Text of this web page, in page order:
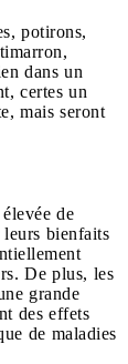
potirons,
dans un
certes un
mais seront
de
leurs bienfaits
De plus, les
grande
des effets
de maladies